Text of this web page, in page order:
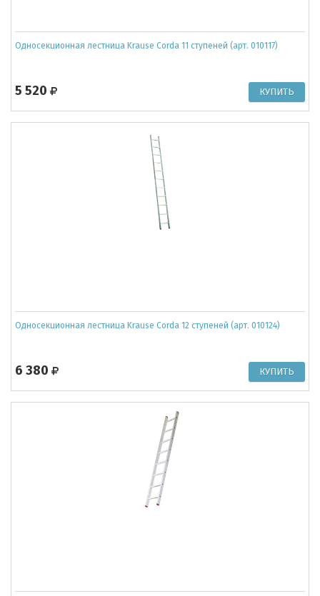
Односекционная лестница Krause Corda 11 ступеней (арт. 010117)
5 520
Односекционная лестница Krause Corda 12 ступеней (арт. 010124)
6 380